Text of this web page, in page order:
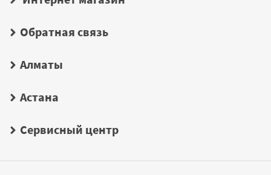
Обратная связь
Алматы
Астана
Сервисный центр